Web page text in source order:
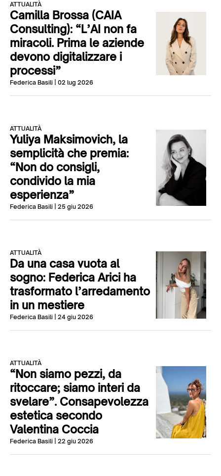
ATTUALITÀ
Camilla Brossa (CAIA
Consulting): “L’AI non fa
miracoli. Prima le aziende
devono digitalizzare i
processi”
Federica Basili | 02 lug 2026
ATTUALITÀ
Yuliya Maksimovich, la
semplicità che premia:
“Non do consigli,
condivido la mia
esperienza”
Federica Basili | 25 giu 2026
ATTUALITÀ
Da una casa vuota al
sogno: Federica Arici ha
trasformato l’arredamento
in un mestiere
Federica Basili | 24 giu 2026
ATTUALITÀ
“Non siamo pezzi, da
ritoccare; siamo interi da
svelare”. Consapevolezza
estetica secondo
Valentina Coccia
Federica Basili | 22 giu 2026